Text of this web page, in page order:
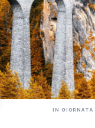
IN GIORNATA